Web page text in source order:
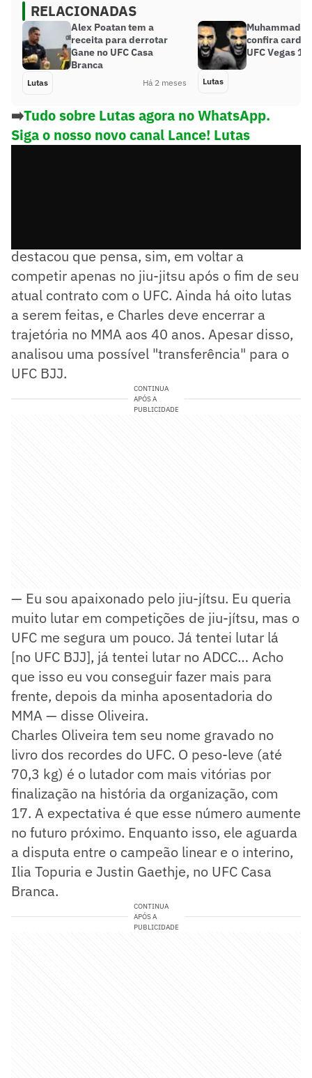
RELACIONADAS
Alex Poatan tem a
receita para derrotar
Gane no UFC Casa
Branca
Lutas Há 2 meses
Muhammad
confira card
UFC Vegas
Lutas
➡️Tudo sobre Lutas agora no WhatsApp.
Siga o nosso novo canal Lance! Lutas
destacou que pensa, sim, em voltar a
competir apenas no jiu-jitsu após o fim de seu
atual contrato com o UFC. Ainda há oito lutas
a serem feitas, e Charles deve encerrar a
trajetória no MMA aos 40 anos. Apesar disso,
analisou uma possível "transferência" para o
UFC BJJ.
CONTINUA
APÓS A
PUBLICIDADE
— Eu sou apaixonado pelo jiu-jítsu. Eu queria
muito lutar em competições de jiu-jítsu, mas o
UFC me segura um pouco. Já tentei lutar lá
[no UFC BJJ], já tentei lutar no ADCC… Acho
que isso eu vou conseguir fazer mais para
frente, depois da minha aposentadoria do
MMA — disse Oliveira.
Charles Oliveira tem seu nome gravado no
livro dos recordes do UFC. O peso-leve (até
70,3 kg) é o lutador com mais vitórias por
finalização na história da organização, com
17. A expectativa é que esse número aumente
no futuro próximo. Enquanto isso, ele aguarda
a disputa entre o campeão linear e o interino,
Ilia Topuria e Justin Gaethje, no UFC Casa
Branca.
CONTINUA
APÓS A
PUBLICIDADE